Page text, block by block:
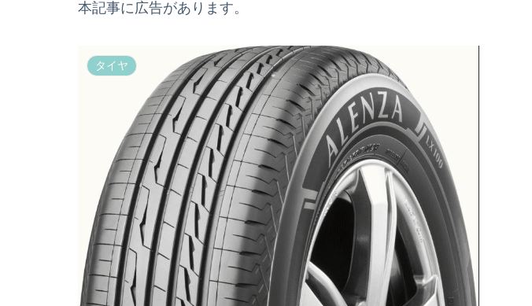
本記事に広告があります。
タイヤ